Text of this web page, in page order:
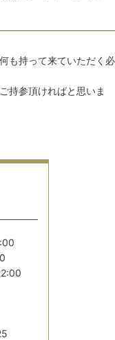
も持って来ていただく必
持参頂ければと思いま